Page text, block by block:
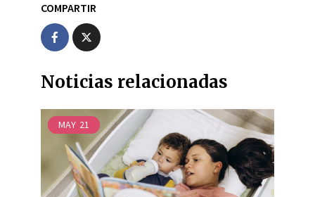
COMPARTIR
Noticias relacionadas
MAY 21